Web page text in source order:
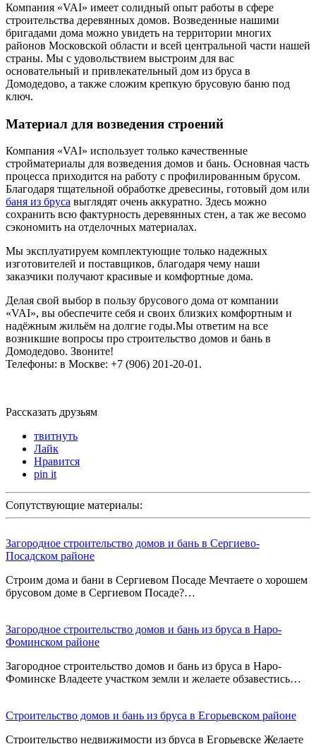
Компания «VAI» имеет солидный опыт работы в сфере
строительства деревянных домов. Возведенные нашими
бригадами дома можно увидеть на территории многих
районов Московской области и всей центральной части нашей
страны. Мы с удовольствием выстроим для вас
основательный и привлекательный дом из бруса в
Домодедово, а также сложим крепкую брусовую баню под
ключ.
Материал для возведения строений
Компания «VAI» использует только качественные
стройматериалы для возведения домов и бань. Основная часть
процесса приходится на работу с профилированным брусом.
Благодаря тщательной обработке древесины, готовый дом или
баня из бруса выглядят очень аккуратно. Здесь можно
сохранить всю фактурность деревянных стен, а так же весомо
сэкономить на отделочных материалах.
Мы эксплуатируем комплектующие только надежных
изготовителей и поставщиков, благодаря чему наши
заказчики получают красивые и комфортные дома.
Делая свой выбор в пользу брусового дома от компании
«VAI», вы обеспечите себя и своих близких комфортным и
надёжным жильём на долгие годы.Мы ответим на все
возникшие вопросы про строительство домов и бань в
Домодедово. Звоните!
Телефоны: в Москве: +7 (906) 201-20-01.
Рассказать друзьям
твитнуть
Лайк
Нравится
pin it
Сопутствующие материалы:
Загородное строительство домов и бань в Сергиево-
Посадском районе
Строим дома и бани в Сергиевом Посаде Мечтаете о хорошем
брусовом доме в Сергиевом Посаде?…
Загородное строительство домов и бань из бруса в Наро-
Фоминском районе
Загородное строительство домов и бань из бруса в Наро-
Фоминске Владеете участком земли и желаете обзавестись…
Строительство домов и бань из бруса в Егорьевском районе
Строительство недвижимости из бруса в Егорьевске Желаете